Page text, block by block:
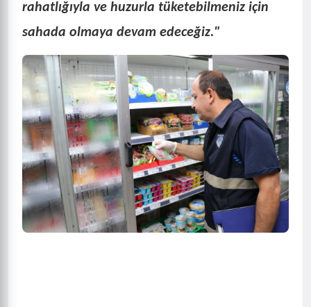
rahatlığıyla ve huzurla tüketebilmeniz için
sahada olmaya devam edeceğiz."